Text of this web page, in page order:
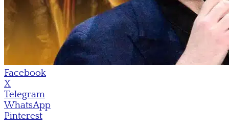
Facebook
X
Telegram
WhatsApp
Pinterest